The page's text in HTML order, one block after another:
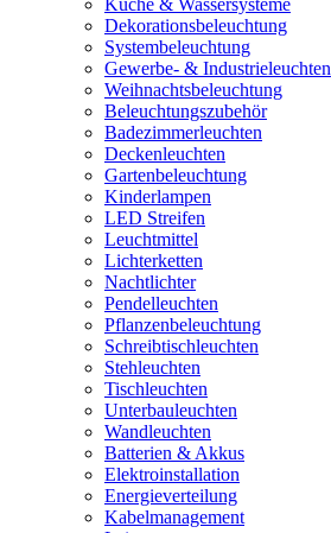
Küche & Wassersysteme
Dekorationsbeleuchtung
Systembeleuchtung
Gewerbe- & Industrieleuchten
Weihnachtsbeleuchtung
Beleuchtungszubehör
Badezimmerleuchten
Deckenleuchten
Gartenbeleuchtung
Kinderlampen
LED Streifen
Leuchtmittel
Lichterketten
Nachtlichter
Pendelleuchten
Pflanzenbeleuchtung
Schreibtischleuchten
Stehleuchten
Tischleuchten
Unterbauleuchten
Wandleuchten
Batterien & Akkus
Elektroinstallation
Energieverteilung
Kabelmanagement